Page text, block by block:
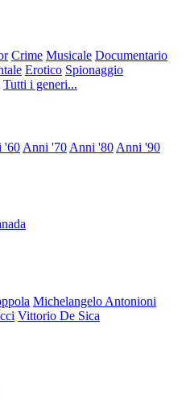
Crime Musicale Documentario
Erotico Spionaggio
Tutti i generi...
'60 Anni '70 Anni '80 Anni '90
Michelangelo Antonioni
Vittorio De Sica